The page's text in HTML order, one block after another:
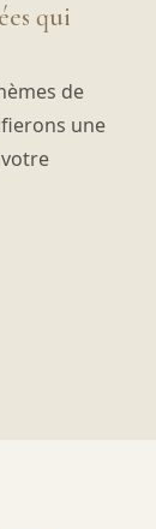
qui
de
une